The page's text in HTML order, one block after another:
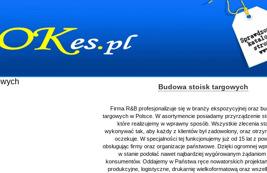
Budowa stoisk targowych
Firma R&B profesjonalizuje się w branży ekspozycyjnej oraz
targowych w Polsce. W asortymencie posiadamy przyrządzenie
które realizujemy w wprawny sposób. Wszystkie zlecenia
wykonywać tak, aby każdy z klientów był zadowolony, oraz
oczekuje. W specjalności tej funkcjonujemy już od 15 lat z
obsługując firmy oraz organizacje państwowe. Dzięki ogromnej
w stanie podołać nawet najbardziej wygórowanym
konsumentów. Oddajemy w Państwa ręce nowatorskich
produkcyjne, logistyczne, drukarnię wielkoformatową oraz